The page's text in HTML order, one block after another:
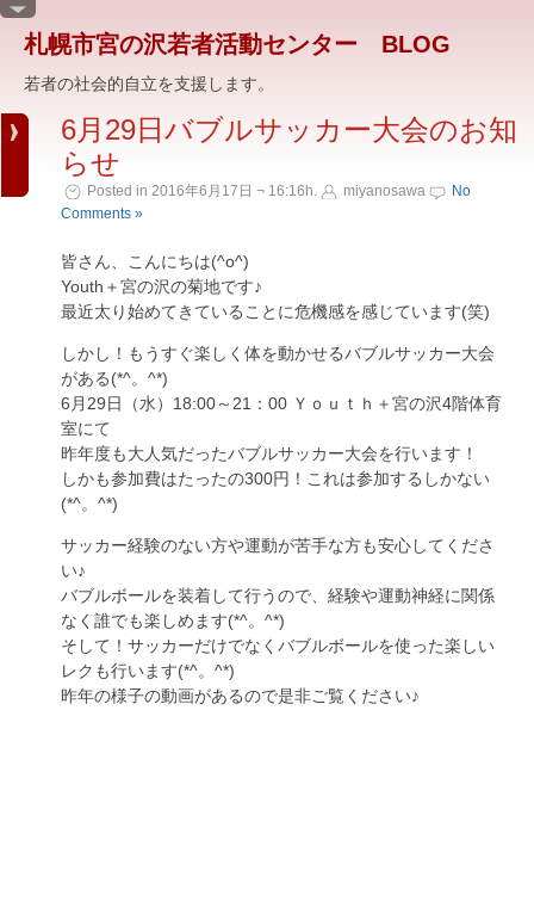
札幌市宮の沢若者活動センター BLOG
若者の社会的自立を支援します。
6月29日バブルサッカー大会のお知
らせ
Posted in 2016年6月17日 ¬ 16:16h. miyanosawa
No
Comments »
皆さん、こんにちは(^o^)
Youth＋宮の沢の菊地です♪
最近太り始めてきていることに危機感を感じています(笑)
しかし！もうすぐ楽しく体を動かせるバブルサッカー大会
がある(*^。^*)
6月29日（水）18:00～21：00 Ｙｏｕｔｈ＋宮の沢4階体育
室にて
昨年度も大人気だったバブルサッカー大会を行います！
しかも参加費はたったの300円！これは参加するしかない
(*^。^*)
サッカー経験のない方や運動が苦手な方も安心してくださ
い♪
バブルボールを装着して行うので、経験や運動神経に関係
なく誰でも楽しめます(*^。^*)
そして！サッカーだけでなくバブルボールを使った楽しい
レクも行います(*^。^*)
昨年の様子の動画があるので是非ご覧ください♪